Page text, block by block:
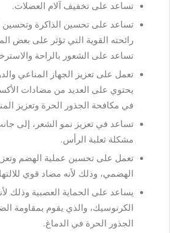
تساعد على تخفيف آلام العضلات.
تساعد على تحسين الذاكرة وتحسين
رائحته القوية التي تؤثر على بعض
تساعد على الشعور بالراحة
تعمل على تعزيز الجهاز المناعي
يحتوي على العديد من مضادات
في مكافحة الجذور الحرة وتعزيز
تساعد في تعزيز نمو الشعر، إلى
مشكلة ثعلبة الرأس.
تعمل على تحسين عملية الهضم
الهضمي، وذلك لأنه مضاد قوي
يساعد على الحماية العصبية وذلك
الكرنوسيك، والذي يقوم بمقاومة
الجذور الحرة في الدماغ.